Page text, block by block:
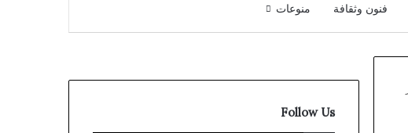
فنون وثقافة منوعات
Follow Us